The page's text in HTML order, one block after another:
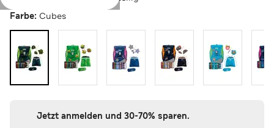
Farbe: Cubes
Jetzt anmelden und 30-70% sparen.